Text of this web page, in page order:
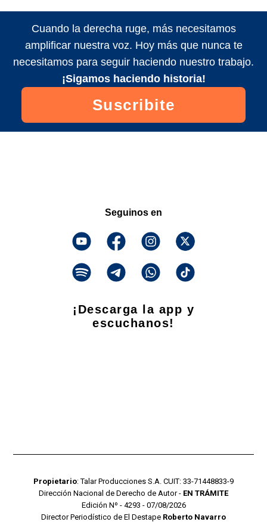
Cuando la derecha ruge, más necesitamos
amplificar nuestra voz. Hoy más que nunca te
necesitamos para seguir haciendo nuestro trabajo.
¡Sigamos haciendo historia!
Suscribite
Seguinos en
¡Descarga la app y
escuchanos!
Propietario: Talar Producciones S.A. CUIT: 33-71448833-9
Dirección Nacional de Derecho de Autor - EN TRÁMITE
Edición Nº - 4293 - 07/08/2026
Director Periodístico de El Destape Roberto Navarro